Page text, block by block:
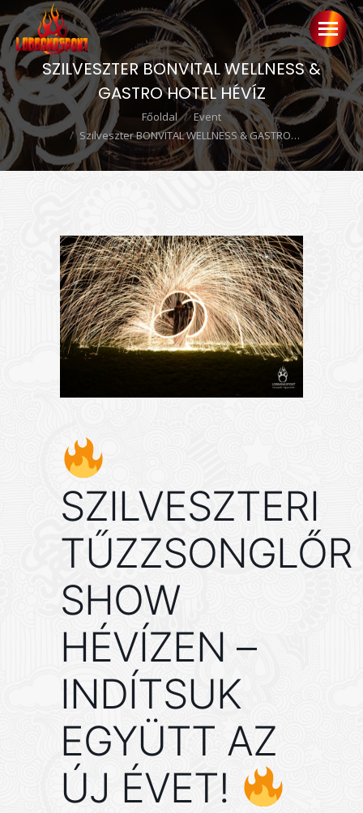
SZILVESZTER BONVITAL WELLNESS &
GASTRO HOTEL HÉVÍZ
Ön itt van: Főoldal
Event
Szilveszter BONVITAL WELLNESS & GASTRO…
SZILVESZTERI
TŰZZSONGLŐR
SHOW
HÉVÍZEN –
INDÍTSUK
EGYÜTT AZ
ÚJ ÉVET!